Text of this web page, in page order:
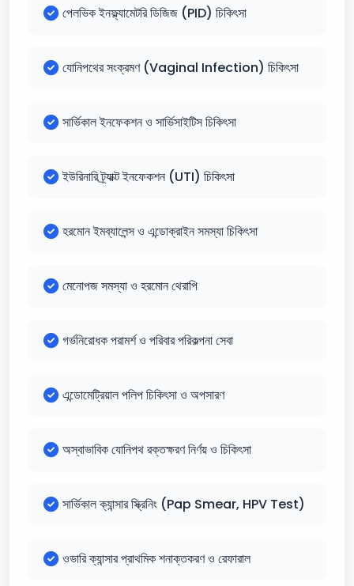
পেলভিক ইনফ্ল্যামেটরি ডিজিজ (PID) চিকিৎসা
যোনিপথের সংক্রমণ (Vaginal Infection) চিকিৎসা
সার্ভিকাল ইনফেকশন ও সার্ভিসাইটিস চিকিৎসা
ইউরিনারি ট্র্যাক্ট ইনফেকশন (UTI) চিকিৎসা
হরমোন ইমব্যালেন্স ও এন্ডোক্রাইন সমস্যা চিকিৎসা
মেনোপজ সমস্যা ও হরমোন থেরাপি
গর্ভনিরোধক পরামর্শ ও পরিবার পরিকল্পনা সেবা
এন্ডোমেট্রিয়াল পলিপ চিকিৎসা ও অপসারণ
অস্বাভাবিক যোনিপথ রক্তক্ষরণ নির্ণয় ও চিকিৎসা
সার্ভিকাল ক্যান্সার স্ক্রিনিং (Pap Smear, HPV Test)
ওভারি ক্যান্সার প্রাথমিক শনাক্তকরণ ও রেফারাল